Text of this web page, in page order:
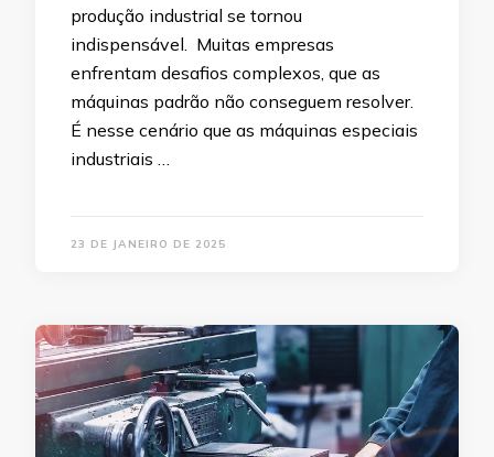
produção industrial se tornou
indispensável. Muitas empresas
enfrentam desafios complexos, que as
máquinas padrão não conseguem resolver.
É nesse cenário que as máquinas especiais
industriais …
23 DE JANEIRO DE 2025